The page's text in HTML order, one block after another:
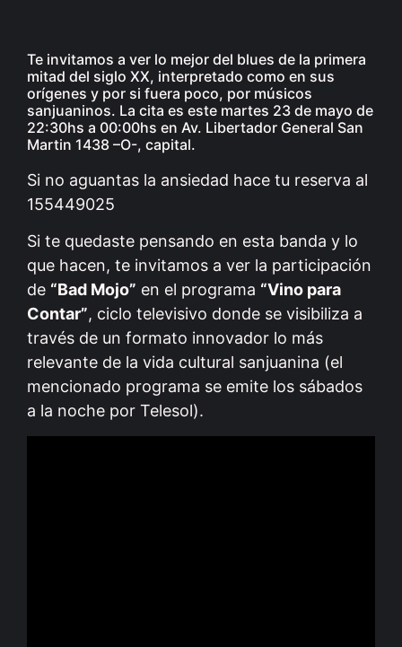
Te invitamos a ver lo mejor del blues de la primera
mitad del siglo XX, interpretado como en sus
orígenes y por si fuera poco, por músicos
sanjuaninos. La cita es este martes 23 de mayo de
22:30hs a 00:00hs en Av. Libertador General San
Martin 1438 –O-, capital.
Si no aguantas la ansiedad hace tu reserva al
155449025
Si te quedaste pensando en esta banda y lo
que hacen, te invitamos a ver la participación
de “Bad Mojo” en el programa “Vino para
Contar”, ciclo televisivo donde se visibiliza a
través de un formato innovador lo más
relevante de la vida cultural sanjuanina (el
mencionado programa se emite los sábados
a la noche por Telesol).